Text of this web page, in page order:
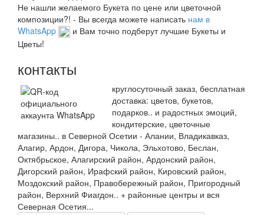
Не нашли желаемого Букета по цене или цветочной
композиции?! - Вы всегда можете написать нам в
WhatsApp
и Вам точно подберут лучшие Букеты и
Цветы!
контакты
круглосуточный заказ, бесплатная
доставка: цветов, букетов,
подарков.. и радостных эмоций,
кондитерские, цветочные
магазины.. в Северной Осетии - Алании, Владикавказ,
Алагир, Ардон, Дигора, Чикола, Эльхотово, Беслан,
Октябрьское, Алагирский район, Ардонский район,
Дигорский район, Ирафский район, Кировский район,
Моздокский район, Правобережный район, Пригородный
район, Верхний Фиагдон.. + районные центры и вся
Северная Осетия...